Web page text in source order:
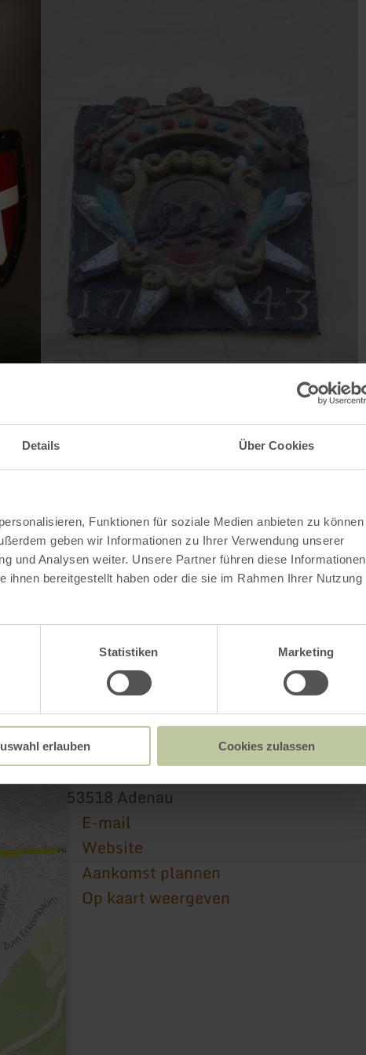
Details Über Cookies
Funktionen für soziale Medien anbieten zu können
geben wir Informationen zu Ihrer Verwendung unserer
und Analysen weiter. Unsere Partner führen diese Informationen
bereitgestellt haben oder die sie im Rahmen Ihrer Nutzung
Statistiken Marketing
erlauben Cookies zulassen
Johanniter-Komturei
Kirchstraße 26
53518 Adenau
E-mail
Website
Aankomst plannen
Op kaart weergeven